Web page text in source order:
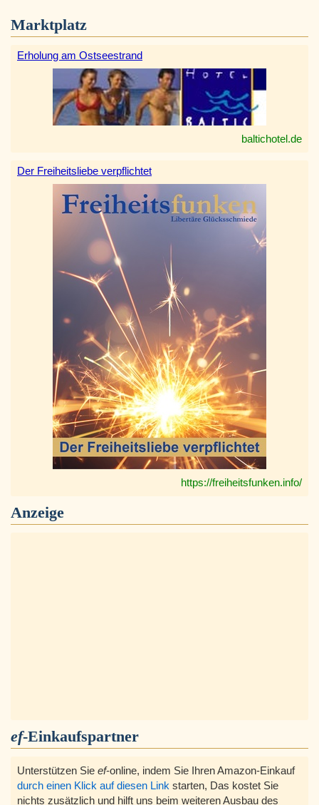
Marktplatz
Erholung am Ostseestrand
baltichotel.de
Der Freiheitsliebe verpflichtet
https://freiheitsfunken.info/
Anzeige
ef-Einkaufspartner
Unterstützen Sie ef-online, indem Sie Ihren Amazon-Einkauf
durch einen Klick auf diesen Link starten, Das kostet Sie
nichts zusätzlich und hilft uns beim weiteren Ausbau des